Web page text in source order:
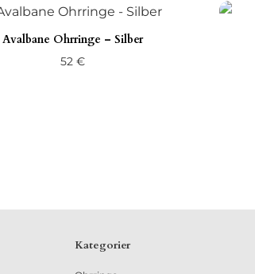
Avalbane Ohrringe – Silber
52 €
Kategorier